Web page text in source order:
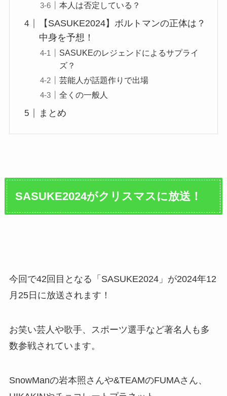
本人は否定している？
【SASUKE2024】ボルトマンの正体は？
中身を予想！
SASUKEのレジェンドによるサプライ
ズ？
芸能人が話題作りで出場
全くの一般人
まとめ
SASUKE2024がクリスマスに放送！
今回で42回目となる「SASUKE2024」が2024年12
月25日に放送されます！
お笑い芸人や歌手、スポーツ選手など著名人も多
数参戦されています。
SnowManの岩本照さんや&TEAMのFUMAさん、